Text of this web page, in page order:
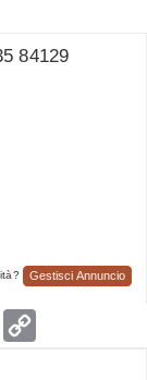
84129
Gestisci Annuncio
Email